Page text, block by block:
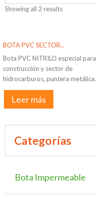
Showing all 2 results
BOTA PVC SECTOR...
Bota PVC NITRILO especial para
construcción y sector de
hidrocarburos, puntera metálica.
Leer más
Categorías
Bota Impermeable